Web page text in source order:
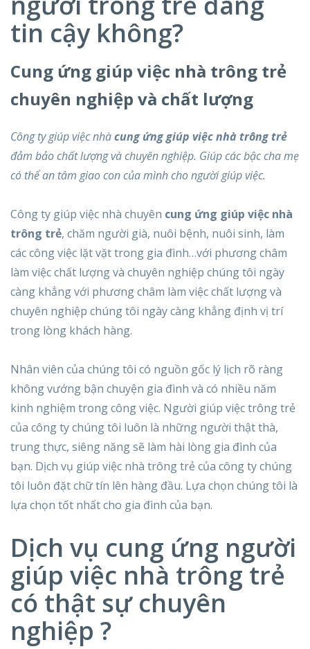
tin cậy không?
Cung ứng giúp việc nhà trông trẻ
chuyên nghiệp và chất lượng
Công ty giúp việc nhàcung ứng giúp việc nhà trông trẻ
đảm bảo chất lượng và chuyên nghiệp. Giúp các bậc cha mẹ
có thể an tâm giao con của mình cho người giúp việc.
Công ty giúp việc nhà chuyên cung ứng giúp việc nhà
trông trẻ, chăm người già, nuôi bệnh, nuôi sinh, làm
các công việc lặt vặt trong gia đình…với phương châm
làm việc chất lượng và chuyên nghiệp chúng tôi ngày
càng khẳng với phương châm làm việc chất lượng và
chuyên nghiệp chúng tôi ngày càng khẳng định vị trí
trong lòng khách hàng.
Nhân viên của chúng tôi có nguồn gốc lý lịch rõ ràng
không vướng bận chuyện gia đình và có nhiều năm
kinh nghiệm trong công việc. Người giúp việc trông trẻ
của công ty chúng tôi luôn là những người thật thà,
trung thực, siêng năng sẽ làm hài lòng gia đình của
bạn. Dịch vụ giúp việc nhà trông trẻ của công ty chúng
tôi luôn đặt chữ tín lên hàng đầu. Lựa chọn chúng tôi là
lựa chọn tốt nhất cho gia đình của bạn.
Dịch vụ cung ứng người
giúp việc nhà trông trẻ
có thật sự chuyên
nghiệp ?